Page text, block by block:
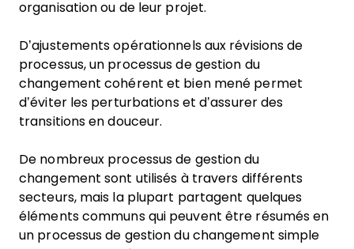
organisation ou de leur projet.
D’ajustements opérationnels aux révisions de
processus, un processus de gestion du
changement cohérent et bien mené permet
d’éviter les perturbations et d’assurer des
transitions en douceur.
De nombreux processus de gestion du
changement sont utilisés à travers différents
secteurs, mais la plupart partagent quelques
éléments communs qui peuvent être résumés en
un processus de gestion du changement simple